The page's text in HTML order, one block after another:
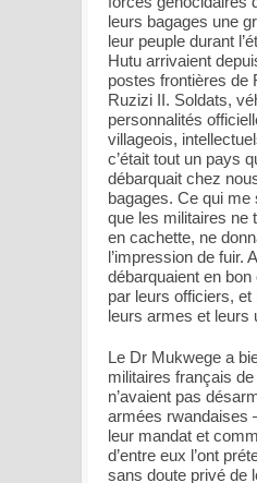
leurs bagages une
leur peuple durant
Hutu arrivaient
postes frontières de
Ruzizi II. Soldats,
personnalités
villageois,
c’était tout un pays
débarquait chez
bagages. Ce qui me
que les militaires ne
en cachette, ne
l’impression de fuir.
débarquaient en
par leurs officiers,
leurs armes et
Le Dr Mukwege a
militaires français
n’avaient pas
armées rwandaises
leur mandat et
d’entre eux l’ont
sans doute privé de